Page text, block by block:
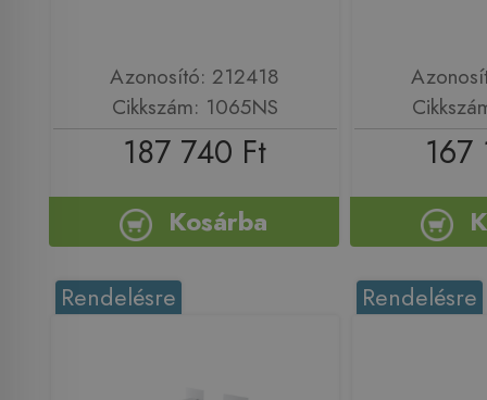
Azonosító: 212418
Cikkszám: 1065NS
187 740 Ft
Kosárba
167
Rendelésre Rendelésre